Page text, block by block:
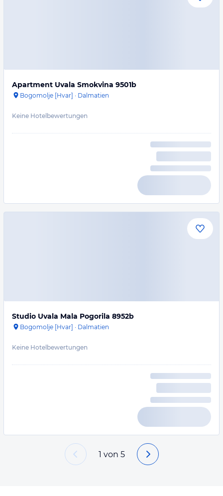
Apartment Uvala Smokvina 9501b
Bogomolje [Hvar] · Dalmatien
Keine Hotelbewertungen
Studio Uvala Mala Pogorila 8952b
Bogomolje [Hvar] · Dalmatien
Keine Hotelbewertungen
1 von 5